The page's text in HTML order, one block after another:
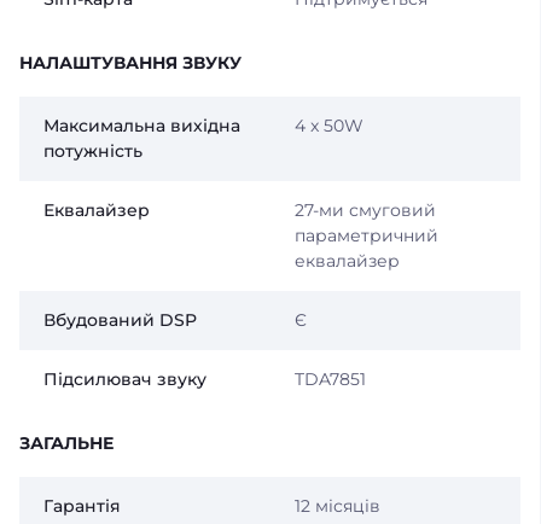
НАЛАШТУВАННЯ ЗВУКУ
Максимальна вихідна
потужність
4 x 50W
Еквалайзер
27-ми смуговий
параметричний
еквалайзер
Вбудований DSP Є
Підсилювач звуку TDA7851
ЗАГАЛЬНЕ
Гарантія 12 місяців